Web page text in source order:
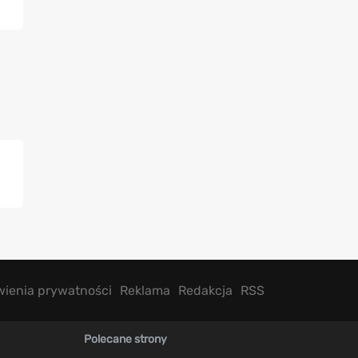
prywatności Reklama Redakcja RSS
Polecane strony